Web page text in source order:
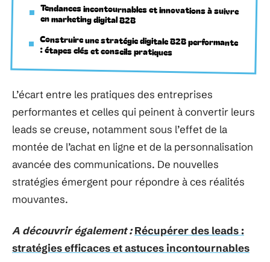
Tendances incontournables et innovations à suivre
en marketing digital B2B
Construire une stratégie digitale B2B performante
: étapes clés et conseils pratiques
L’écart entre les pratiques des entreprises
performantes et celles qui peinent à convertir leurs
leads se creuse, notamment sous l’effet de la
montée de l’achat en ligne et de la personnalisation
avancée des communications. De nouvelles
stratégies émergent pour répondre à ces réalités
mouvantes.
A découvrir également : Récupérer des leads :
stratégies efficaces et astuces incontournables